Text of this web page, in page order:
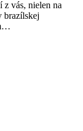
vás, nielen na
brazílskej